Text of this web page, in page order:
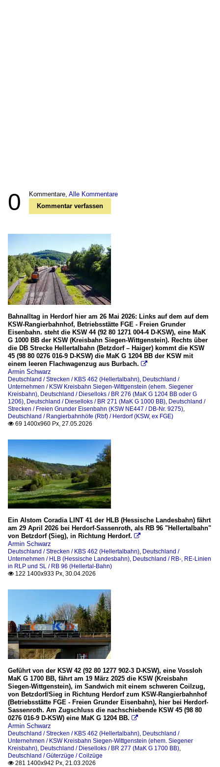
0 Kommentare, Alle Kommentare
Kommentar verfassen
Bahnalltag in Herdorf hier am 26 Mai 2026: Links auf dem auf dem
KSW-Rangierbahnhof, Betriebsstätte FGE - Freien Grunder
Eisenbahn. steht die KSW 44 (92 80 1271 004-4 D-KSW), eine MaK
G 1000 BB der KSW (Kreisbahn Siegen-Wittgenstein). Rechts über
die DB Strecke Hellertalbahn (Betzdorf – Haiger) kommt die KSW
45 (98 80 0276 016-9 D-KSW) die MaK G 1204 BB der KSW mit
einem leeren Flachwagenzug aus Burbach. 
Armin Schwarz
Deutschland / Strecken / KBS 462 (Hellertalbahn), Deutschland /
Unternehmen / KSW Kreisbahn Siegen-Wittgenstein (ehem. Siegener
Kreisbahn), Deutschland / Dieselloks / BR 276 (MaK G 1204 BB oder G
1206), Deutschland / Dieselloks / BR 271 (MaK G 1000 BB), Deutschland /
Strecken / Freien Grunder Eisenbahn (KSW NE447 / DB-Nr. 9275),
Deutschland / Rangierbahnhöfe (Rbf) / Herdorf (KSW, ex FGE)
 69 1400x960 Px, 27.05.2026
Ein Alstom Coradia LINT 41 der HLB (Hessische Landesbahn) fährt
am 29 April 2026 bei Herdorf-Sassenroth, als RB 96 "Hellertalbahn"
von Betzdorf (Sieg), in Richtung Herdorf. 
Armin Schwarz
Deutschland / Strecken / KBS 462 (Hellertalbahn), Deutschland /
Unternehmen / HLB (Hessische Landesbahn), Deutschland / RB-, RE-Linien
in RLP und SL / RB 96 (Hellertal-Bahn)
 122 1400x933 Px, 30.04.2026
Geführt von der KSW 42 (92 80 1277 902-3 D-KSW), eine Vossloh
MaK G 1700 BB, fährt am 19 März 2025 die KSW (Kreisbahn
Siegen-Wittgenstein), im Sandwich mit einem schweren Coilzug,
von Betzdorf/Sieg in Richtung Herdorf zum KSW-Rangierbahnhof
(Betriebsstätte FGE - Freien Grunder Eisenbahn), hier bei Herdorf-
Sassenroth. Am Zugschluss die nachschiebende KSW 45 (98 80
0276 016-9 D-KSW) eine MaK G 1204 BB. 
Armin Schwarz
Deutschland / Strecken / KBS 462 (Hellertalbahn), Deutschland /
Unternehmen / KSW Kreisbahn Siegen-Wittgenstein (ehem. Siegener
Kreisbahn), Deutschland / Dieselloks / BR 277 (MaK G 1700 BB),
Deutschland / Güterzüge / Coilzüge
 281 1400x942 Px, 21.03.2026